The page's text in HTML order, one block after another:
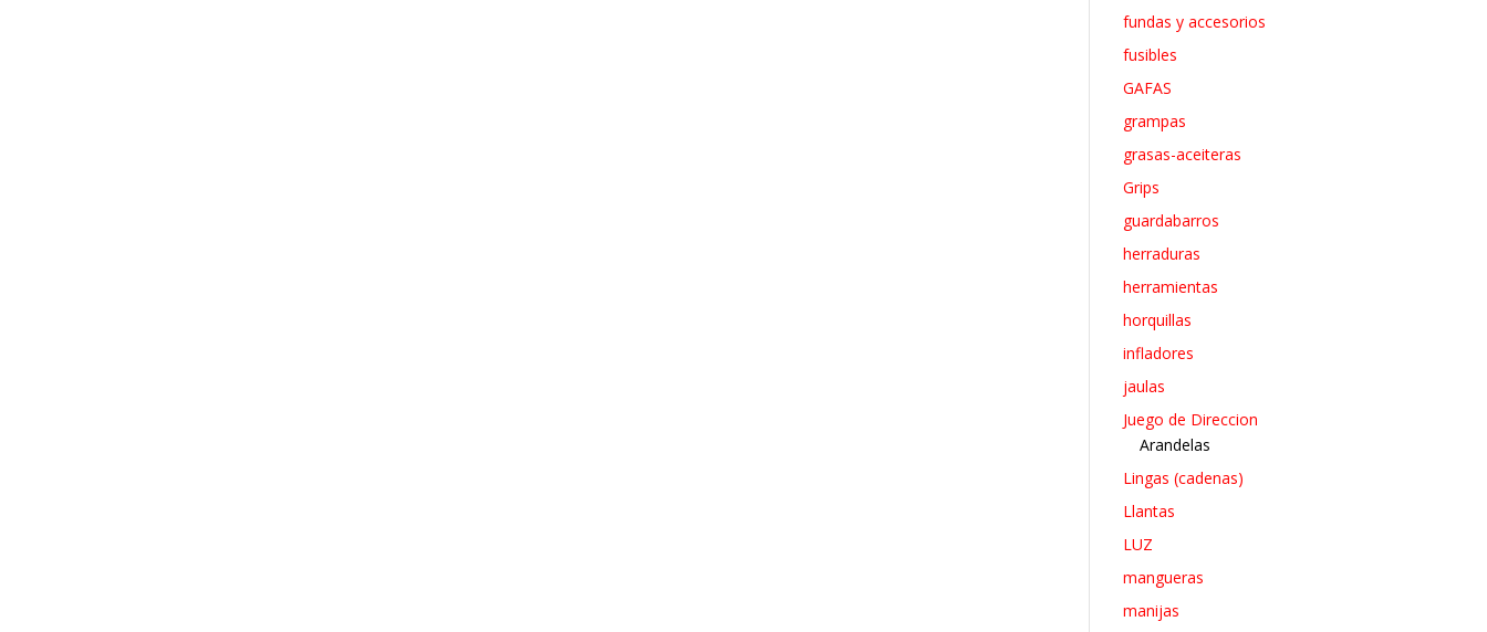
fundas y accesorios
fusibles
GAFAS
grampas
grasas-aceiteras
Grips
guardabarros
herraduras
herramientas
horquillas
infladores
jaulas
Juego de Direccion
Arandelas
Lingas (cadenas)
Llantas
LUZ
mangueras
manijas